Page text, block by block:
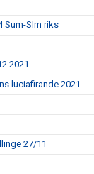
Sum-SIm riks
2021
luciafirande 2021
27/11